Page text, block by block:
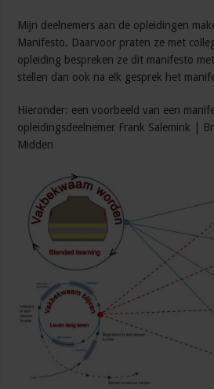
Mijn deelnemers aan de opleidingen
Manifesto. Daarvoor praten ze met
opleiding bespreken ze dit manifesto
stellen dan ook na elk gesprek het
Hieronder: een voorbeeld van een
opleidingsdeelnemer Frank Salemink |
Midden